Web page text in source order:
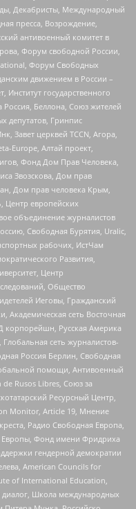
Декабристы, Международный
пресса, Возрождение,
антивоенный комитет в
Форум свободной России,
Форум Свободных
движением в России –
Институт государственного
Беллона, Союз жителей
депутатов, Гринпис
Завет церквей TCCN, Агора,
Europe, Алтай проект,
Фонд Дом Прав Человека,
Звозскова, Дом прав
Дом прав человека Крым,
Центр европейских
объединение журналистов
Свободная Бурятия, Uralic,
рабочих, ИстЧам
Развития,
Центр
Общество
Иеговы, Гражданский
Академическая сеть Восточная
корпорейшн, Русская Америка
сеть журналистов-
Россия Берлин, Свободная
помощи, Антивоенный
de Rusos Libres, Союз за
Ресурсный Центр,
Monitor, Article 19, Мнение
Радио Свободная Европа,
Европы, Фонд имени Фридриха
гендерной демократии
American Councils for
of International Education,
Школа международных